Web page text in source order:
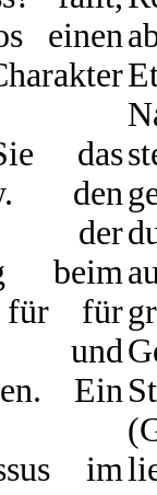
einen
das
den
der
beim
für für
und
Ein
im